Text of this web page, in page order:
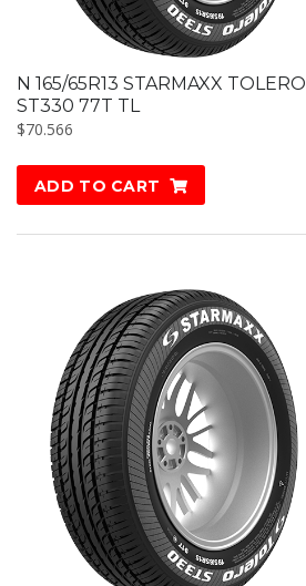
N 165/65R13 STARMAXX TOLERO
ST330 77T TL
$70.566
ADD TO CART